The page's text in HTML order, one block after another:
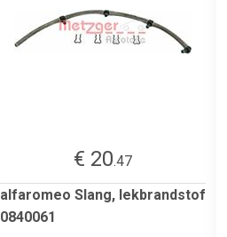
€ 20.47
alfaromeo Slang, lekbrandstof
0840061